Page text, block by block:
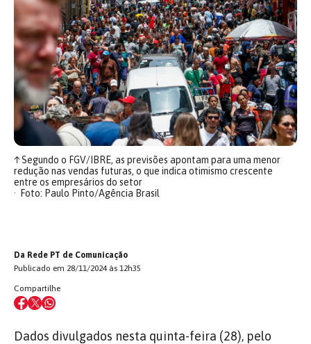
↑Segundo o FGV/IBRE, as previsões apontam para uma menor
redução nas vendas futuras, o que indica otimismo crescente
entre os empresários do setor
Foto: Paulo Pinto/Agência Brasil
Da Rede PT de Comunicação
Publicado em 28/11/2024 às 12h35
Compartilhe
Dados divulgados nesta quinta-feira (28), pelo